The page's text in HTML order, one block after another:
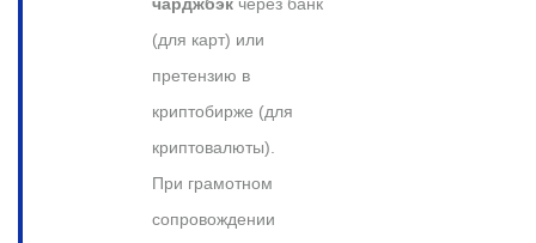
(для карт) или
претензию в
криптобирже (для
криптовалюты).
При грамотном
сопровождении